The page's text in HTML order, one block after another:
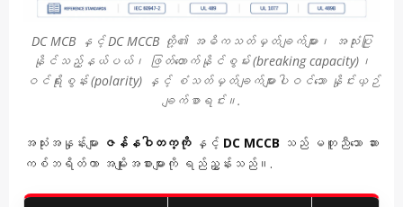
DC MCB နှင့် DC MCCB တို့၏ အဓိကသတ်မှတ်ချက်များ၊ အသုံးပြု
နိုင်သည့်နယ်ပယ်၊ ဖြတ်တောက်နိုင်စွမ်း (breaking capacity)၊
ဝင်ရိုးစွန်း (polarity) နှင့် စံသတ်မှတ်ချက်များပါဝင်သော နှိုင်းယှဉ်
ချက်စာရင်း။.
အသုံးအနှုန်းများ ဇန်နဝါတက္ကိုနှင့် DC MCCB သည် မတူညီသော ဆား
ကစ်ဘရိတ်ကာ အမျိုးအစားများကို ရည်ညွှန်းသည်။.